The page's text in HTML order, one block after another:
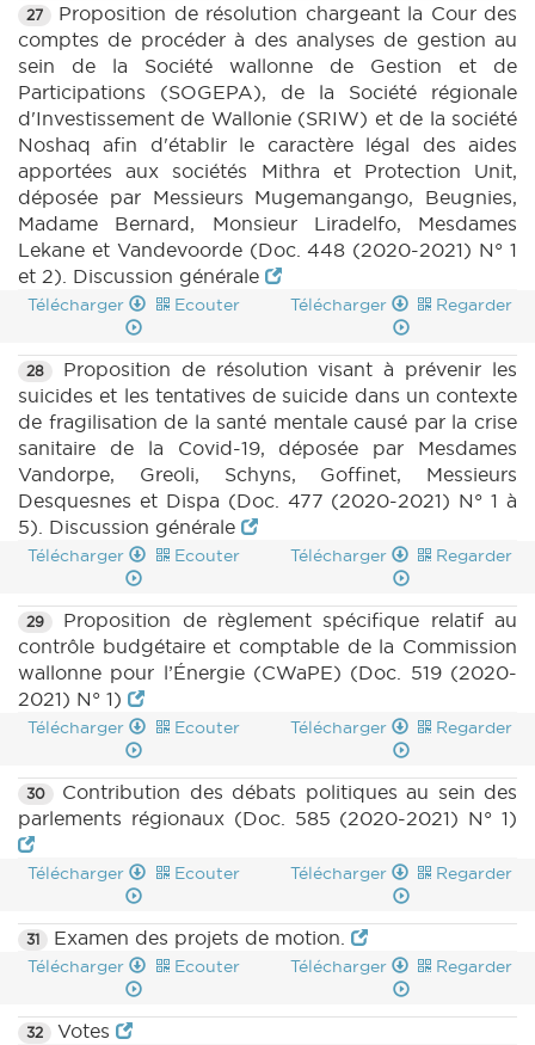
27
Proposition de résolution chargeant la Cour des
comptes de procéder à des analyses de gestion au
sein de la Société wallonne de Gestion et de
Participations (SOGEPA), de la Société régionale
d'Investissement de Wallonie (SRIW) et de la société
Noshaq afin d'établir le caractère légal des aides
apportées aux sociétés Mithra et Protection Unit,
déposée par Messieurs Mugemangango, Beugnies,
Madame Bernard, Monsieur Liradelfo, Mesdames
Lekane et Vandevoorde (Doc. 448 (2020-2021) N° 1
et 2). Discussion générale
Télécharger Ecouter Télécharger Regarder
28
Proposition de résolution visant à prévenir les
suicides et les tentatives de suicide dans un contexte
de fragilisation de la santé mentale causé par la crise
sanitaire de la Covid-19, déposée par Mesdames
Vandorpe, Greoli, Schyns, Goffinet, Messieurs
Desquesnes et Dispa (Doc. 477 (2020-2021) N° 1 à
5). Discussion générale
Télécharger Ecouter Télécharger Regarder
29
Proposition de règlement spécifique relatif au
contrôle budgétaire et comptable de la Commission
wallonne pour l’Énergie (CWaPE) (Doc. 519 (2020-
2021) N° 1)
Télécharger Ecouter Télécharger Regarder
30
Contribution des débats politiques au sein des
parlements régionaux (Doc. 585 (2020-2021) N° 1)
Télécharger Ecouter Télécharger Regarder
31 Examen des projets de motion.
Télécharger Ecouter Télécharger Regarder
32 Votes